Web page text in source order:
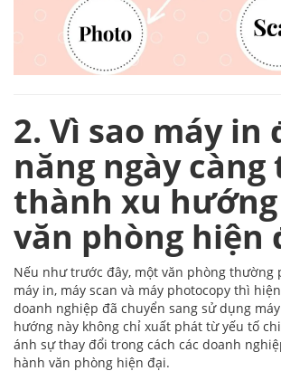
2. Vì sao máy in
năng ngày
thành xu hướng
văn phòng hiện
Nếu như trước đây, một văn phòng thường
máy in, máy scan và máy photocopy thì
doanh nghiệp đã chuyển sang sử dụng
hướng này không chỉ xuất phát từ yếu tố
ánh sự thay đổi trong cách các doanh
hành văn phòng hiện đại.